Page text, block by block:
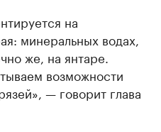
на
минеральных водах,
же, на янтаре.
возможности
— говорит глава